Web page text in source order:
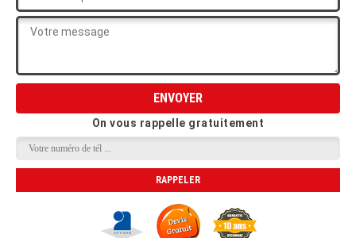
On vous rappelle gratuitement